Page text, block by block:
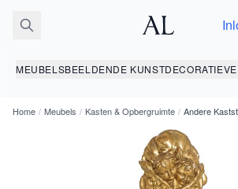
MEUBELSBEELDENDE KUNST
Home / Meubels / Kasten & Opbergruimte / Andere